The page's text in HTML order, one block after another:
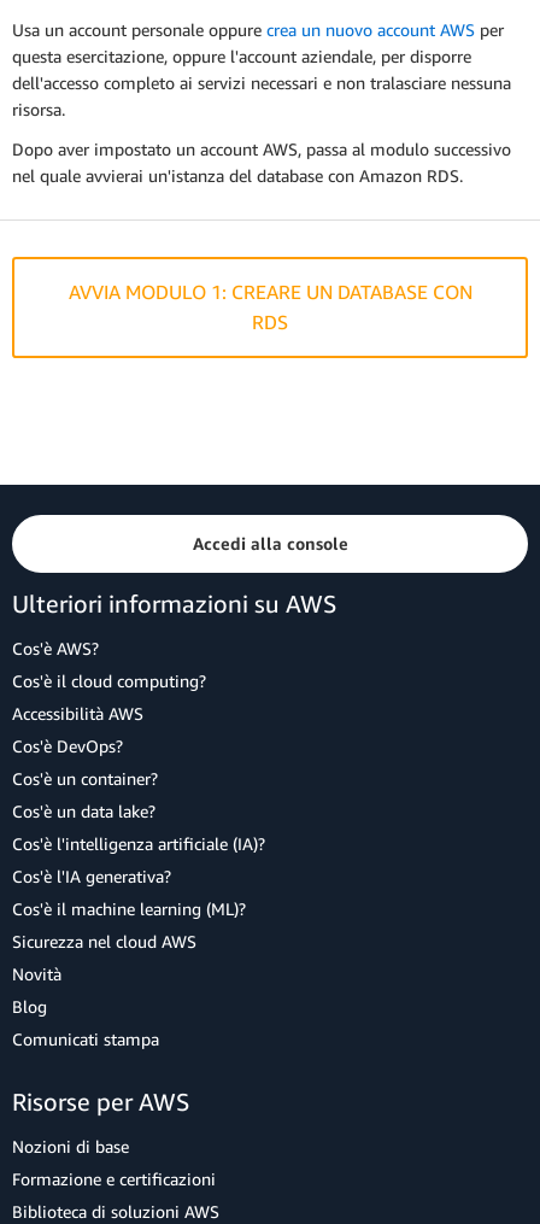
Usa un account personale oppure crea un nuovo account AWS per
questa esercitazione, oppure l'account aziendale, per disporre
dell'accesso completo ai servizi necessari e non tralasciare nessuna
risorsa.
Dopo aver impostato un account AWS, passa al modulo successivo
nel quale avvierai un'istanza del database con Amazon RDS.
AVVIA MODULO 1: CREARE UN DATABASE CON
RDS
Accedi alla console
Ulteriori informazioni su AWS
Cos'è AWS?
Cos'è il cloud computing?
Accessibilità AWS
Cos'è DevOps?
Cos'è un container?
Cos'è un data lake?
Cos'è l'intelligenza artificiale (IA)?
Cos'è l'IA generativa?
Cos'è il machine learning (ML)?
Sicurezza nel cloud AWS
Novità
Blog
Comunicati stampa
Risorse per AWS
Nozioni di base
Formazione e certificazioni
Biblioteca di soluzioni AWS